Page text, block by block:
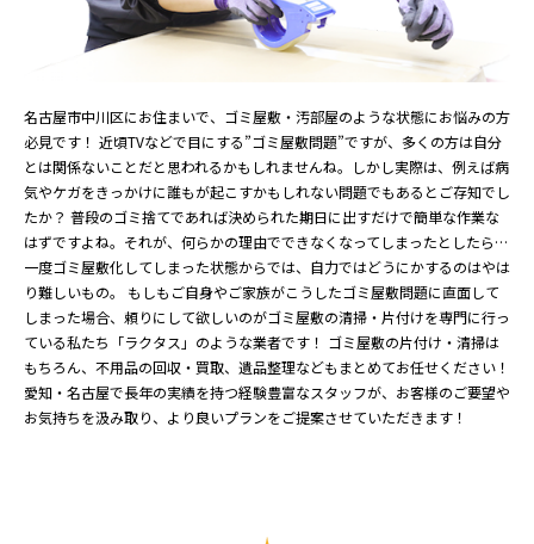
名古屋市中川区にお住まいで、ゴミ屋敷・汚部屋のような状態にお悩みの方
必見です！ 近頃TVなどで目にする”ゴミ屋敷問題”ですが、多くの方は自分
とは関係ないことだと思われるかもしれませんね。しかし実際は、例えば病
気やケガをきっかけに誰もが起こすかもしれない問題でもあるとご存知でし
たか？ 普段のゴミ捨てであれば決められた期日に出すだけで簡単な作業な
はずですよね。それが、何らかの理由でできなくなってしまったとしたら…
一度ゴミ屋敷化してしまった状態からでは、自力ではどうにかするのはやは
り難しいもの。 もしもご自身やご家族がこうしたゴミ屋敷問題に直面して
しまった場合、頼りにして欲しいのがゴミ屋敷の清掃・片付けを専門に行っ
ている私たち「ラクタス」のような業者です！ ゴミ屋敷の片付け・清掃は
もちろん、不用品の回収・買取、遺品整理などもまとめてお任せください！
愛知・名古屋で長年の実績を持つ経験豊富なスタッフが、お客様のご要望や
お気持ちを汲み取り、より良いプランをご提案させていただきます！